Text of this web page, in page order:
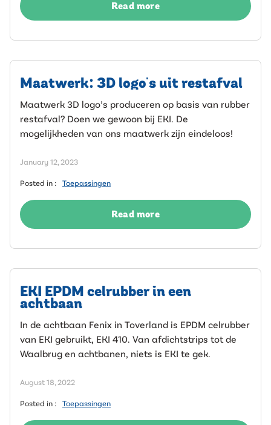
Read more
Maatwerk: 3D logo's uit restafval
Maatwerk 3D logo’s produceren op basis van rubber
restafval? Doen we gewoon bij EKI. De
mogelijkheden van ons maatwerk zijn eindeloos!
January 12, 2023
Posted in : Toepassingen
Read more
EKI EPDM celrubber in een
achtbaan
In de achtbaan Fenix in Toverland is EPDM celrubber
van EKI gebruikt, EKI 410. Van afdichtstrips tot de
Waalbrug en achtbanen, niets is EKI te gek.
August 18, 2022
Posted in : Toepassingen